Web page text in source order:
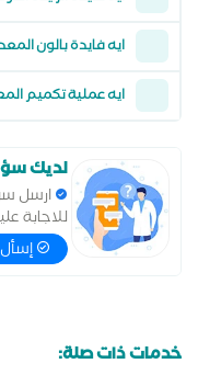
ايه فايدة بالون
ايه عملية تكميم
لديك
ارسل
للاجابة
خدمات ذات صلة: